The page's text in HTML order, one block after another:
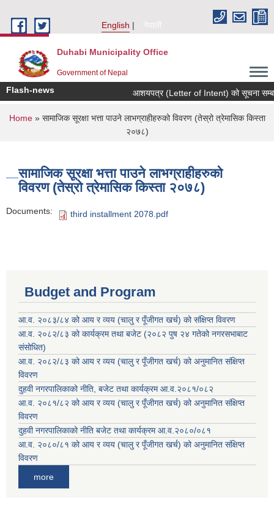
English
नेपाली
Duhabi Municipality Office
Government of Nepal
Flash-news आशयपत्र (Letter of Intent) को सूचना
You are here
Home» सामाजिक सूरक्षा भत्ता पाउने लाभग्राहीहरुको विवरण (तेस्रो त्रेमासिक किस्ता
२०७८)
सामाजिक सूरक्षा भत्ता पाउने लाभग्राहीहरुको
विवरण (तेस्रो त्रेमासिक किस्ता २०७८)
Documents: third installment 2078.pdf
Budget and Program
आ.व. २०८३/८४ को आय र व्यय (चालु र पूँजीगत खर्च) को संक्षिप्त विवरण
आ.व. २०८२/८३ को कार्यक्रम तथा बजेट (२०८२ पुष २४ गतेको नगरसभाबाट
संसोधित)
आ.व. २०८२/८३ को आय र व्यय (चालु र पूँजीगत खर्च) को अनुमानित संक्षिप्त
विवरण
दुहवी नगरपालिकाको नीति, बजेट तथा कार्यक्रम आ.व.२०८१/०८२
आ.व. २०८१/८२ को आय र व्यय (चालु र पूँजीगत खर्च) को अनुमानित संक्षिप्त
विवरण
दुहवी नगरपालिकाको नीति बजेट तथा कार्यक्रम आ.व.२०८०/०८१
आ.व. २०८०/८१ को आय र व्यय (चालु र पूँजीगत खर्च) को अनुमानित संक्षिप्त
विवरण
more